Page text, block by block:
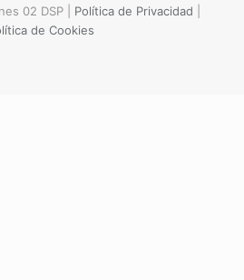
02 DSP | Política de Privacidad
de Cookies